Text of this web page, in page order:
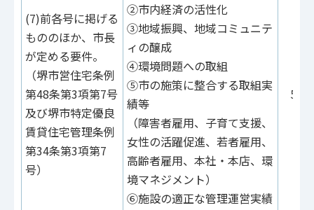
(7)前各号に掲げる
もののほか、市長
が定める要件。
（堺市営住宅条例
第48条第3項第7号
及び堺市特定優良
賃貸住宅管理条例
第34条第3項第7
号）
②市内経済の活性化
③地域振興、地域コミュニテ
ィの醸成
④環境問題への取組
⑤市の施策に整合する取組実
績等
（障害者雇用、子育て支援、
女性の活躍促進、若者雇用、
高齢者雇用、本社・本店、環
境マネジメント）
⑥施設の適正な管理運営実績
52点